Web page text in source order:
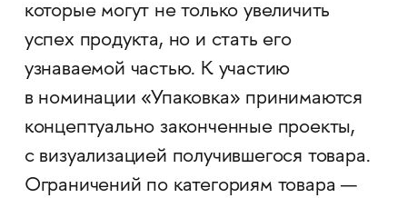
которые могут не только увеличить
успех продукта, но и стать его
узнаваемой частью. К участию
в номинации «Упаковка» принимаются
концептуально законченные проекты,
с визуализацией получившегося товара.
Ограничений по категориям товара —